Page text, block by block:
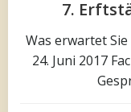
7.
Was erwartet
24. Juni 2017